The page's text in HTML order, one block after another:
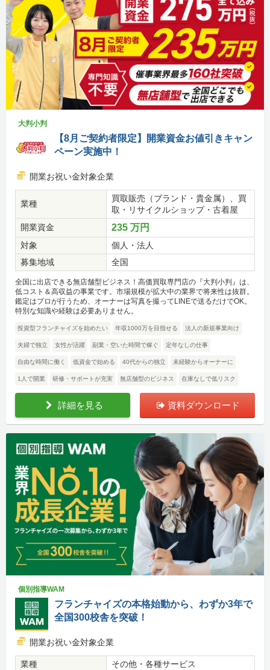
大判小判
【8月ご契約者限定】開業資金お値引きキャン
ペーン実施中！
開業お祝い金対象企業
業種
買取販売（ブランド・貴金属）、買
取・リサイクルショップ・古着屋
開業資金
235 万円
対象
個人・法人
募集地域
全国
全国に出店できる無店舗型ビジネス！高価買取専門店の『大判小判』は、
低コスト＆高収益の事業です。市場規模が拡大中の業界で将来性は抜群。
鑑定はプロが行うため、オーナーは写真を撮ってLINEで送るだけでOK。
特別な知識や経験は必要ありません。
投資型フランチャイズを始めたい 年収1000万を目指せる 法人の新規事業向け
夫婦で独立 女性が活躍 副業・空いた時間で稼ぐ 定年なしの仕事
自由な時間に働く 低資金で始める 40代からの独立 未経験からオーナーに
1人で開業 研修・サポートが充実 無店舗型のビジネス 在庫なしで低リスク
詳細を見る 資料ダウンロード
個別指導WAM
フランチャイズの本格始動から、わずか3年で
全国300校舎を突破！
開業お祝い金対象企業
業種
その他・各種サービス